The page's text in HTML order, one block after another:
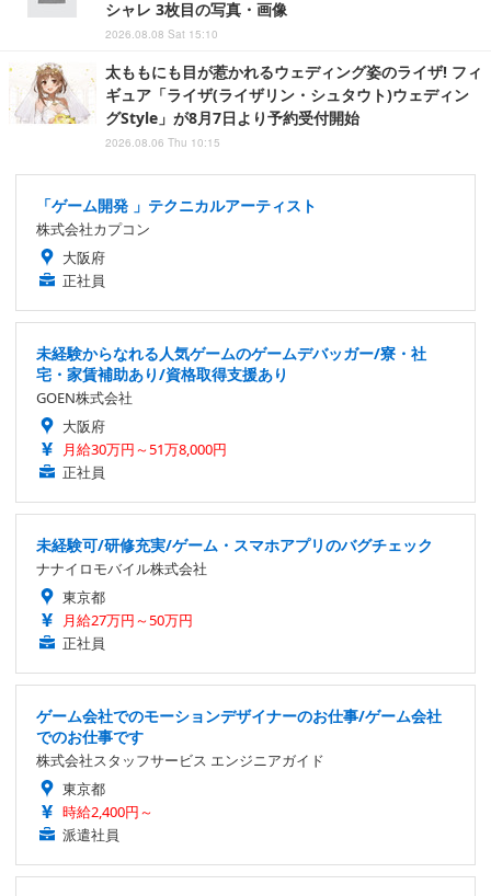
シャレ 3枚目の写真・画像
2026.08.08 Sat 15:10
太ももにも目が惹かれるウェディング姿のライザ! フィ
ギュア「ライザ(ライザリン・シュタウト)ウェディン
グStyle」が8月7日より予約受付開始
2026.08.06 Thu 10:15
「ゲーム開発 」テクニカルアーティスト
株式会社カプコン
大阪府
正社員
未経験からなれる人気ゲームのゲームデバッガー/寮・社
宅・家賃補助あり/資格取得支援あり
GOEN株式会社
大阪府
月給30万円～51万8,000円
正社員
未経験可/研修充実/ゲーム・スマホアプリのバグチェック
ナナイロモバイル株式会社
東京都
月給27万円～50万円
正社員
ゲーム会社でのモーションデザイナーのお仕事/ゲーム会社
でのお仕事です
株式会社スタッフサービス エンジニアガイド
東京都
時給2,400円～
派遣社員